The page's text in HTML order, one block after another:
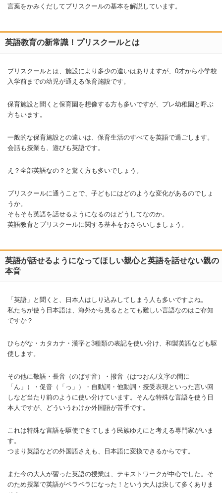
言葉をかみくだしてプリスクールの基本を解説しています。
英語教育の新常識！プリスクールとは
プリスクールとは、施設により多少の違いはありますが、0才から小学校
入学前までの幼児が通える保育施設です。
保育施設と聞くと保育園を想像する方も多いですが、プレ幼稚園と呼ぶ
方もいます。
一般的な保育施設との違いは、保育生活のすべてを英語で過ごします。
会話も授業も、遊びも英語です。
え？全部英語なの？と驚く方も多いでしょう。
プリスクールに通うことで、子どもにはどのような変化があるのでしょ
うか。
そもそも英語を話せるようになるのはどうしてなのか。
英語教育とプリスクールに関する基本をおさらいしましょう。
英語が話せるようになってほしい親心と英語を話せない親の
本音
「英語」と聞くと、日本人はしり込みしてしまう人も多いですよね。
私たちが使う日本語は、海外から見るととても難しい言語なのはご存知
ですか？
ひらがな・カタカナ・漢字と3種類の表記を使い分け、和製英語なども駆
使します。
その他に敬語・長音（のばす音）・撥音（はつおん/文字の間に
「ん」）・促音（「っ」）・自動詞・他動詞・授受表現といった言い回
しなど当たり前のように使い分けています。そんな特殊な言語を使う日
本人ですが、どういうわけか外国語が苦手です。
これは特殊な言語を駆使できてしまう民族ゆえにと考える専門家がいま
す。
つまり英語などの外国語さえも、日本語に変換できるからです。
また今の大人が習った英語の授業は、テキストワークが中心でした。そ
のため授業で英語がペラペラになった！という大人は決して多くありま